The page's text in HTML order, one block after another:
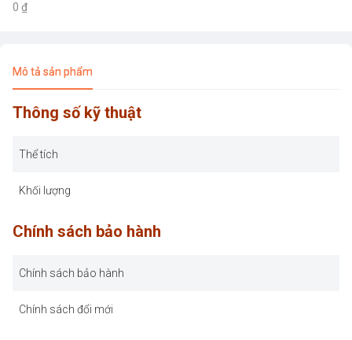
0 ₫
Mô tả sản phẩm
Thông số kỹ thuật
Thể tích
Khối lượng
Chính sách bảo hành
Chính sách bảo hành
Chính sách đổi mới